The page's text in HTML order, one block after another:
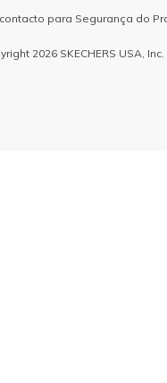
para Segurança do
2026 SKECHERS USA, Inc.